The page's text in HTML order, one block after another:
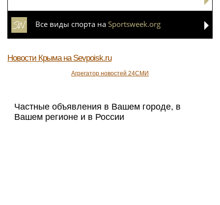
Все виды спорта на Sportsweek.org
Новости Крыма на Sevpoisk.ru
Агрегатор новостей 24СМИ
Частные объявления в Вашем городе, в
Вашем регионе и в России